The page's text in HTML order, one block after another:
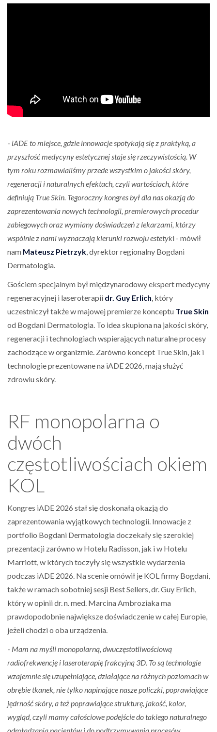
- iADE to miejsce, gdzie innowacje spotykają się z praktyką, a
przyszłość medycyny estetycznej staje się rzeczywistością. W
tym roku rozmawialiśmy przede wszystkim o jakości skóry,
regeneracji i naturalnych efektach, czyli wartościach, które
definiują True Skin. Tegoroczny kongres był dla nas okazją do
zaprezentowania nowych technologii, premierowych procedur
zabiegowych oraz wymiany doświadczeń z lekarzami, którzy
wspólnie z nami wyznaczają kierunki rozwoju estetyki - mówił
nam Mateusz Pietrzyk , dyrektor regionalny Bogdani
Dermatologia.
Gościem specjalnym był międzynarodowy ekspert medycyny
regeneracyjnej i laseroterapii dr. Guy Erlich , który
uczestniczył także w majowej premierze konceptu True Skin
od Bogdani Dermatologia. To idea skupiona na jakości skóry,
regeneracji i technologiach wspierających naturalne procesy
zachodzące w organizmie. Zarówno koncept True Skin, jak i
technologie prezentowane na iADE 2026, mają służyć
zdrowiu skóry.
RF monopolarna o
dwóch
częstotliwościach okiem
KOL
Kongres iADE 2026 stał się doskonałą okazją do
zaprezentowania wyjątkowych technologii. Innowacje z
portfolio Bogdani Dermatologia doczekały się szerokiej
prezentacji zarówno w Hotelu Radisson, jak i w Hotelu
Marriott, w których toczyły się wszystkie wydarzenia
podczas iADE 2026. Na scenie omówił je KOL firmy Bogdani,
także w ramach sobotniej sesji Best Sellers, dr. Guy Erlich,
który w opinii dr. n. med. Marcina Ambroziaka ma
prawdopodobnie największe doświadczenie w całej Europie,
jeżeli chodzi o oba urządzenia.
- Mam na myśli monopolarną, dwuczęstotliwościową
radiofrekwencję i laseroterapię frakcyjną 3D. To są technologie
wzajemnie się uzupełniające, działające na różnych poziomach w
obrębie tkanek, nie tylko napinające nasze policzki, poprawiające
jędrność skóry, a też poprawiające strukturę, jakość, kolor,
wygląd, czyli mamy całościowe podejście do takiego naturalnego
odmładzania pacjentów i do podtrzymywania procesów